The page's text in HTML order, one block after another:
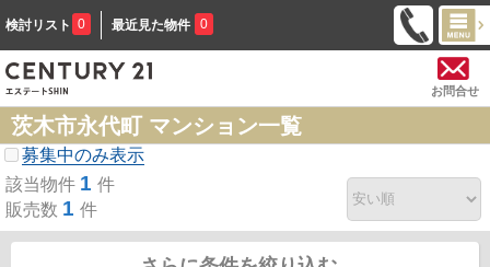
検討リスト 0 最近見た物件 0
お問合せ
茨木市永代町 マンション一覧
募集中のみ表示
該当物件 1 件
販売数 1 件